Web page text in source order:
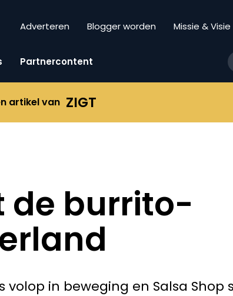
Adverteren Blogger worden Missie & Visie
Partnercontent
artikel van ZIGT
de burrito-
in beweging en Salsa Shop